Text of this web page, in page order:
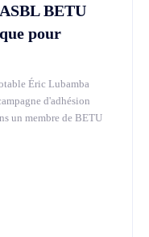
BETU
pour
Éric Lubamba
d'adhésion
un membre de BETU